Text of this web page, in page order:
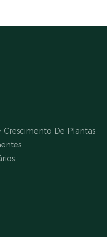
Crescimento De Plantas